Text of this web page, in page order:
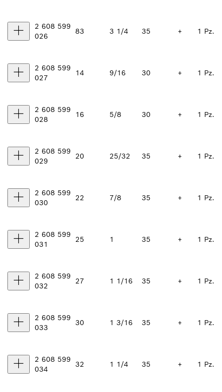
2 608 599
026
83 3 1/4 35 + 1 Pz.
2 608 599
027
14 9/16 30 + 1 Pz.
2 608 599
028
16 5/8 30 + 1 Pz.
2 608 599
029
20 25/32 35 + 1 Pz.
2 608 599
030
22 7/8 35 + 1 Pz.
2 608 599
031
25 1 35 + 1 Pz.
2 608 599
032
27 1 1/16 35 + 1 Pz.
2 608 599
033
30 1 3/16 35 + 1 Pz.
2 608 599
034
32 1 1/4 35 + 1 Pz.